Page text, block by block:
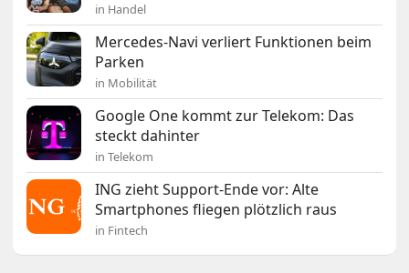
in Handel
Mercedes-Navi verliert Funktionen beim
Parken
in Mobilität
Google One kommt zur Telekom: Das
steckt dahinter
in Telekom
ING zieht Support-Ende vor: Alte
Smartphones fliegen plötzlich raus
in Fintech